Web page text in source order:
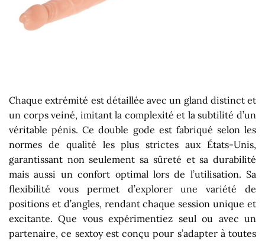
Chaque extrémité est détaillée avec un gland distinct et
un corps veiné, imitant la complexité et la subtilité d’un
véritable pénis. Ce double gode est fabriqué selon les
normes de qualité les plus strictes aux États-Unis,
garantissant non seulement sa sûreté et sa durabilité
mais aussi un confort optimal lors de l’utilisation. Sa
flexibilité vous permet d’explorer une variété de
positions et d’angles, rendant chaque session unique et
excitante. Que vous expérimentiez seul ou avec un
partenaire, ce sextoy est conçu pour s’adapter à toutes